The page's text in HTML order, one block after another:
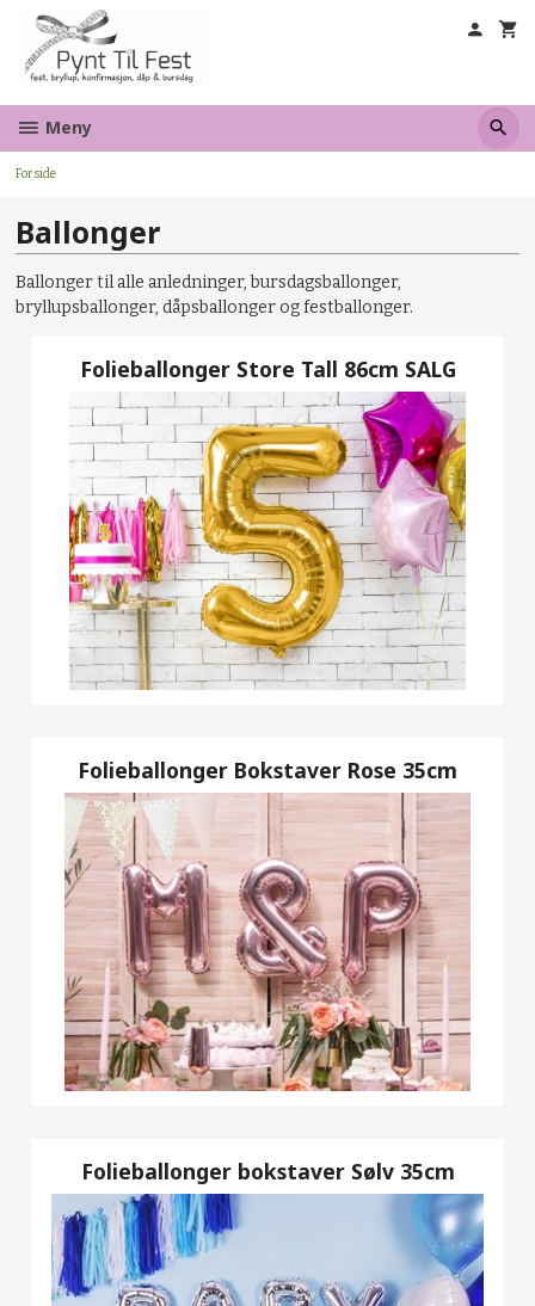
innholdet
Meny
Forside
Ballonger
Ballonger til alle anledninger, bursdagsballonger,
bryllupsballonger, dåpsballonger og festballonger.
Folieballonger Store Tall 86cm SALG
Folieballonger Bokstaver Rose 35cm
Folieballonger bokstaver Sølv 35cm